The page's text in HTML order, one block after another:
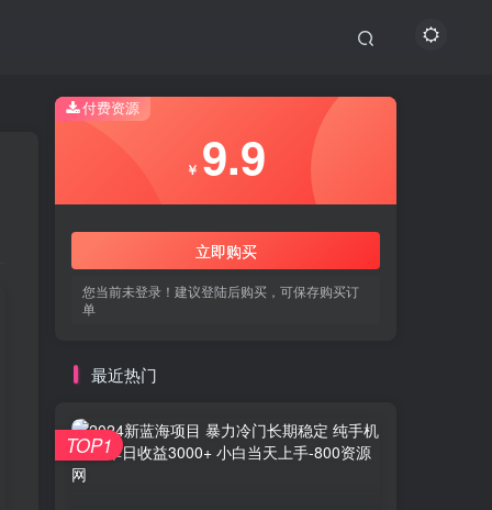
付费资源
￥ 9.9
立即购买
您当前未登录！建议登陆后购买，可保存购买订
单
最近热门
TOP1